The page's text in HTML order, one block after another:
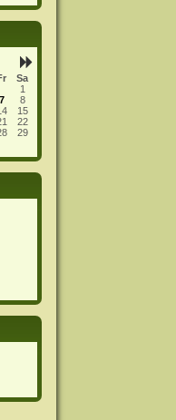
Sa
1
7
8
15
22
29